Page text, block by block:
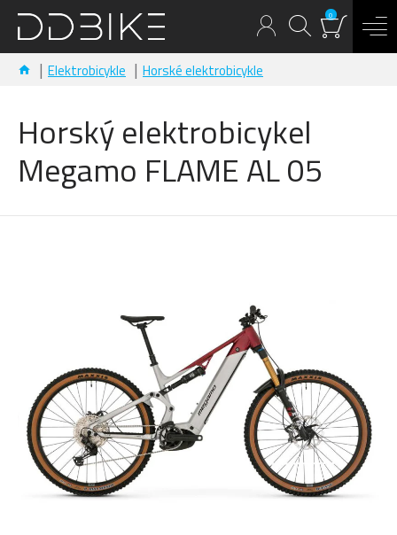
0
Elektrobicykle Horské elektrobicykle
Horský elektrobicykel
Megamo FLAME AL 05